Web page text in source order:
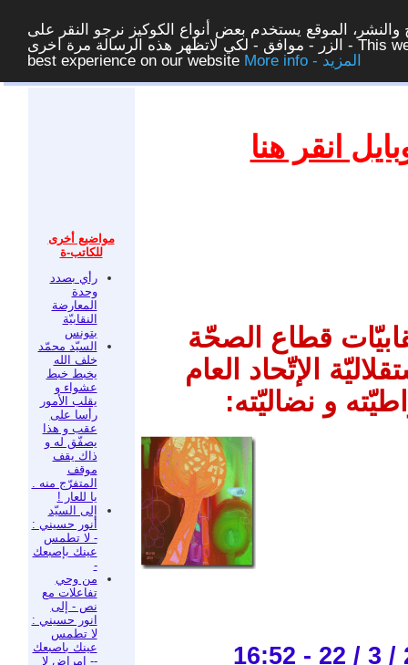
الموقع يستخدم بعض أنواع الكوكيز نرجو النقر على
الزر - موافق - لكي لاتظهر هذه الرسالة مرة اخرى - This website uses cookies to ensure you get the
best experience on our website
More info - المزيد
غلق
مواضيع أخرى
للكاتب-ة
رأي بصدد
وحدة
المعارضة
النقابيّة
بتونس
السيّد محمّد
خلف الله
يخبط خبط
عشواء و
يقلب الأمور
رأسا على
عقب و هذا
يصفّق له و
ذاك يقف
موقف
المتفرّج منه .
يا للعار !
إلى السيّد
أنور حسيني :
- لا تطمس
عينك بإصبعك
-
من وحي
تفاعلات مع
نص - إلى
انور حسيني :
لا تطمس
عينك باصبعك
-- امراض لا
انقر هنا
قطاع الصحّة
الإتّحاد العام
و نضاليّته: